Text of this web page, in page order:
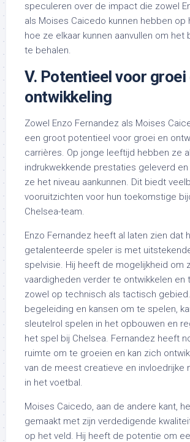
speculeren over de impact die zowel
als Moises Caicedo kunnen hebben op
hoe ze elkaar kunnen aanvullen om het
te behalen.
V. Potentieel voor groei
ontwikkeling
Zowel Enzo Fernandez als Moises
een groot potentieel voor groei en
carrières. Op jonge leeftijd hebben ze al
indrukwekkende prestaties geleverd
ze het niveau aankunnen. Dit biedt
vooruitzichten voor hun toekomstige
Chelsea-team.
Enzo Fernandez heeft al laten zien dat
getalenteerde speler is met
spelvisie. Hij heeft de mogelijkheid om
vaardigheden verder te ontwikkelen en
zowel op technisch als tactisch
begeleiding en kansen om te spelen,
sleutelrol spelen in het opbouwen en
het spel bij Chelsea. Fernandez heeft
ruimte om te groeien en kan zich
van de meest creatieve en invloedrijke
in het voetbal.
Moises Caicedo, aan de andere kant,
gemaakt met zijn verdedigende
op het veld. Hij heeft de potentie om